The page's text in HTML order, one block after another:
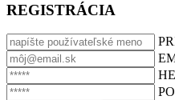
REGISTRÁCIA